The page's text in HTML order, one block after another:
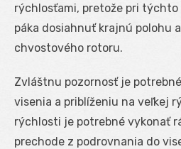
rýchlosťami, pretože pri
páka dosiahnuť krajnú polohu
chvostového rotoru.
Zvláštnu pozornosť je
visenia a priblíženiu na veľkej
rýchlosti je potrebné vykonať
prechode z podrovnania do